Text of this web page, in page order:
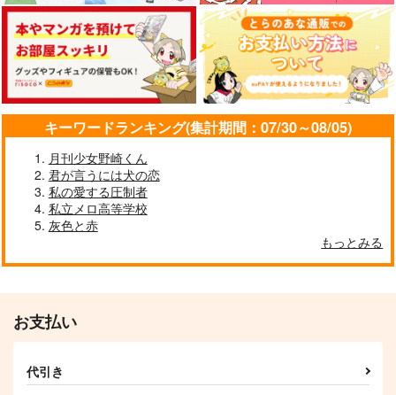
No pain,No gain
FourSec
小竜景光
大般若長光
サンプル
カート
恋はみずいろ
男審神者×安宅切
サンプル
空豆のきもち
1,572
刀剣乱舞
サンプル
キーワードランキング(集計期間：07/30～08/05)
月刊少女野崎くん
君が言うには犬の恋
私の愛する圧制者
私立メロ高等学校
灰色と赤
もっとみる
お支払い
代引き